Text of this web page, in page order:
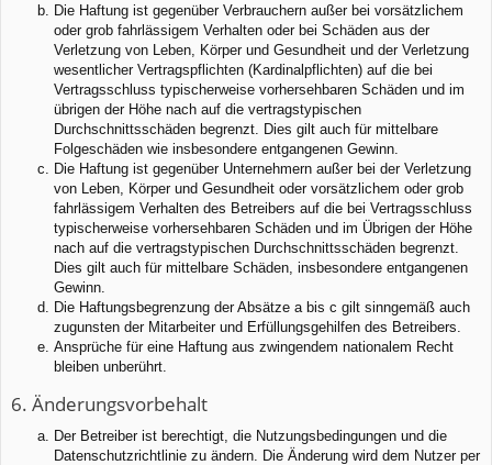
Die Haftung ist gegenüber Verbrauchern außer bei vorsätzlichem
oder grob fahrlässigem Verhalten oder bei Schäden aus der
Verletzung von Leben, Körper und Gesundheit und der Verletzung
wesentlicher Vertragspflichten (Kardinalpflichten) auf die bei
Vertragsschluss typischerweise vorhersehbaren Schäden und im
übrigen der Höhe nach auf die vertragstypischen
Durchschnittsschäden begrenzt. Dies gilt auch für mittelbare
Folgeschäden wie insbesondere entgangenen Gewinn.
Die Haftung ist gegenüber Unternehmern außer bei der Verletzung
von Leben, Körper und Gesundheit oder vorsätzlichem oder grob
fahrlässigem Verhalten des Betreibers auf die bei Vertragsschluss
typischerweise vorhersehbaren Schäden und im Übrigen der Höhe
nach auf die vertragstypischen Durchschnittsschäden begrenzt.
Dies gilt auch für mittelbare Schäden, insbesondere entgangenen
Gewinn.
Die Haftungsbegrenzung der Absätze a bis c gilt sinngemäß auch
zugunsten der Mitarbeiter und Erfüllungsgehilfen des Betreibers.
Ansprüche für eine Haftung aus zwingendem nationalem Recht
bleiben unberührt.
6. Änderungsvorbehalt
Der Betreiber ist berechtigt, die Nutzungsbedingungen und die
Datenschutzrichtlinie zu ändern. Die Änderung wird dem Nutzer per